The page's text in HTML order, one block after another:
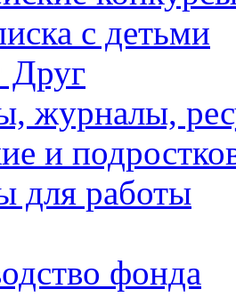
с детьми
Друг
журналы,
и
для работы
фонда